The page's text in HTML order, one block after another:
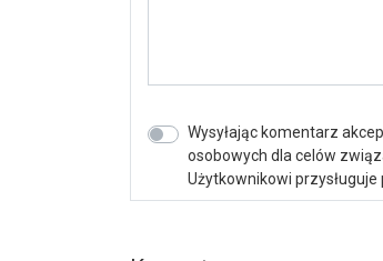
Wysyłając komentarz
osobowych dla celów
Użytkownikowi